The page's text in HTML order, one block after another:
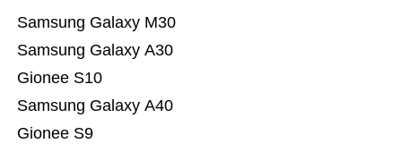
Gionee S9
Samsung Galaxy A40
Gionee S10
Samsung Galaxy A30
Samsung Galaxy M30